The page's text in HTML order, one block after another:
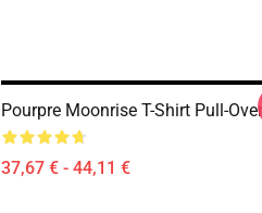
Pourpre Moonrise T-Shirt Pull-Over
37,67 € - 44,11 €